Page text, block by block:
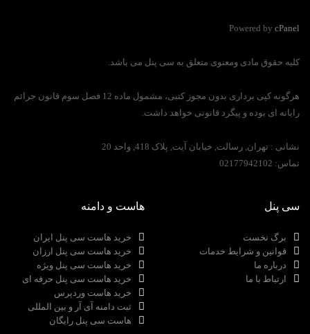
Powered by cPanel
کلیه حقوق مادی ومعنوی متعلق به سی پنل می باشد.
هرگونه کپی برداری بدون مجوز کتبی، مشمول ماده 12 فصل سوم قانون جرائم
رایانه ای بوده و پیگرد قانونی خواهد داشت.
نشانی : تهران, رسالت, خیابان آیت, پلاک 418, واحد 20
تماس:
سی پنل
برگ نخست
قوانین و شرایط خدمات
درباره ما
ارتباط با ما
هاست و دامنه
خرید هاست سی پنل ایران
خرید هاست سی پنل ارزان
خرید هاست سی پنل ویژه
خرید هاست سی پنل حرفه ای
خرید هاست وردپرس
ثبت دامنه آی آر و بین المللی
هاست سی پنل رایگان